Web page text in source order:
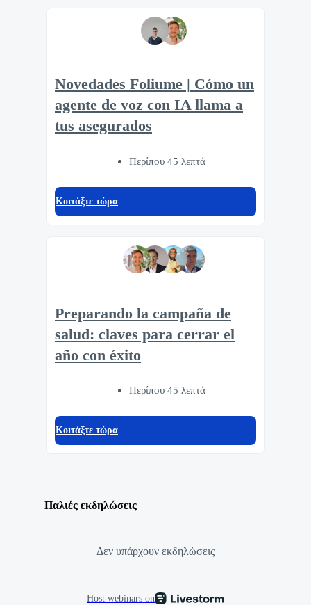
Novedades Foliume | Cómo un
agente de voz con IA llama a
tus asegurados
Περίπου 45 λεπτά
Κοιτάξτε τώρα
Preparando la campaña de
salud: claves para cerrar el
año con éxito
Περίπου 45 λεπτά
Κοιτάξτε τώρα
Παλιές εκδηλώσεις
Δεν υπάρχουν εκδηλώσεις
Host webinars on